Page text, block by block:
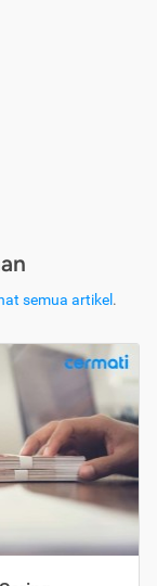
semua artikel .